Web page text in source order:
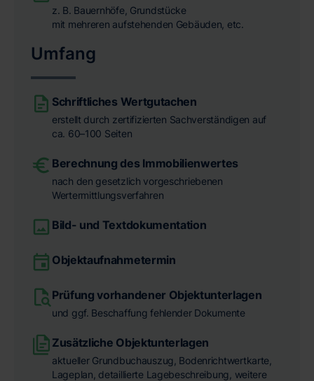
z. B. Bauernhöfe, Grundstücke
mit mehreren aufstehenden Gebäuden, etc.
Umfang
Schriftliches Wertgutachen
erstellt durch zertifizierten Sachverständigen auf
ca. 60–100 Seiten
Berechnung des Immobilienwertes
nach den gesetzlich vorgeschriebenen
Wertermittlungsverfahren
Bild- und Textdokumentation
Objektaufnahmetermin
Prüfung vorhandener Objektunterlagen
und ggf. Beschaffung fehlender Dokumente
Zusätzliche Objektunterlagen
aktueller Grundbuchauszug, Bodenrichtwertkarte,
Lageplan, detaillierte Lagebeschreibung, weitere